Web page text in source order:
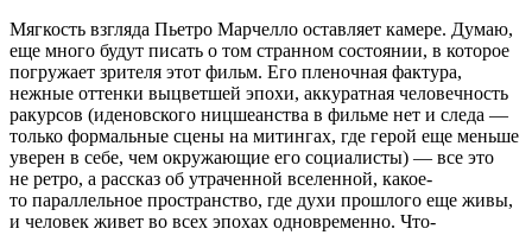
Мягкость взгляда Пьетро Марчелло оставляет камере. Думаю,
еще много будут писать о том странном состоянии, в которое
погружает зрителя этот фильм. Его пленочная фактура,
нежные оттенки выцветшей эпохи, аккуратная человечность
ракурсов (иденовского ницшеанства в фильме нет и следа —
только формальные сцены на митингах, где герой еще меньше
уверен в себе, чем окружающие его социалисты) — все это
не ретро, а рассказ об утраченной вселенной, какое-
то параллельное пространство, где духи прошлого еще живы,
и человек живет во всех эпохах одновременно. Что-